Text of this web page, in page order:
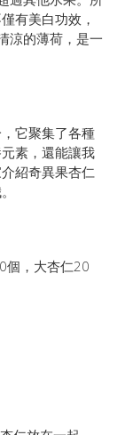
有美白功效，
涼的薄荷，是一
它聚集了各種
素，還能讓我
紹奇異果杏仁
個，大杏仁20